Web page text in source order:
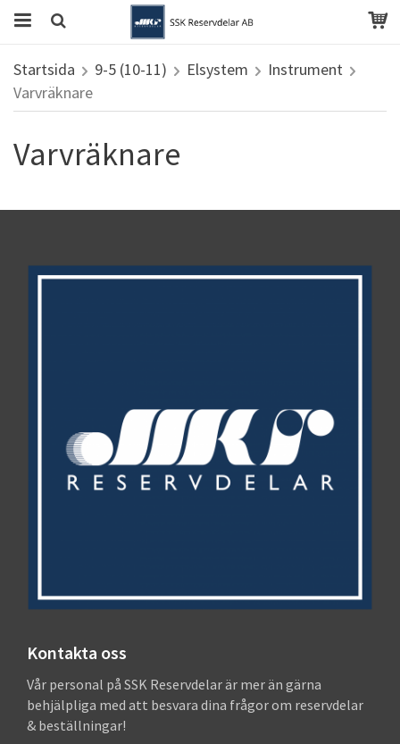
Startsida 9-5 (10-11) Elsystem
Instrument
Varvräknare
Varvräknare
Kontakta oss
Vår personal på SSK Reservdelar är mer än gärna
behjälpliga med att besvara dina frågor om reservdelar
& beställningar!